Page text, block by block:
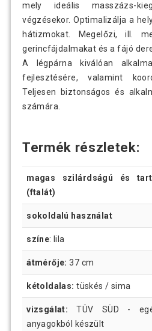
mely ideális masszázs-
végzésekor. Optimalizálja a
hátizmokat. Megelőzi, ill.
gerincfájdalmakat és a fájó
A légpárna kiválóan
fejlesztésére, valamint
Teljesen biztonságos és
számára.
Termék részletek:
magas szilárdságú és
(ftalát)
sokoldalú használat
színe: lila
átmérője: 37 cm
kétoldalas: tüskés / sima
vizsgálat: TÜV SÜD -
anyagokból készült